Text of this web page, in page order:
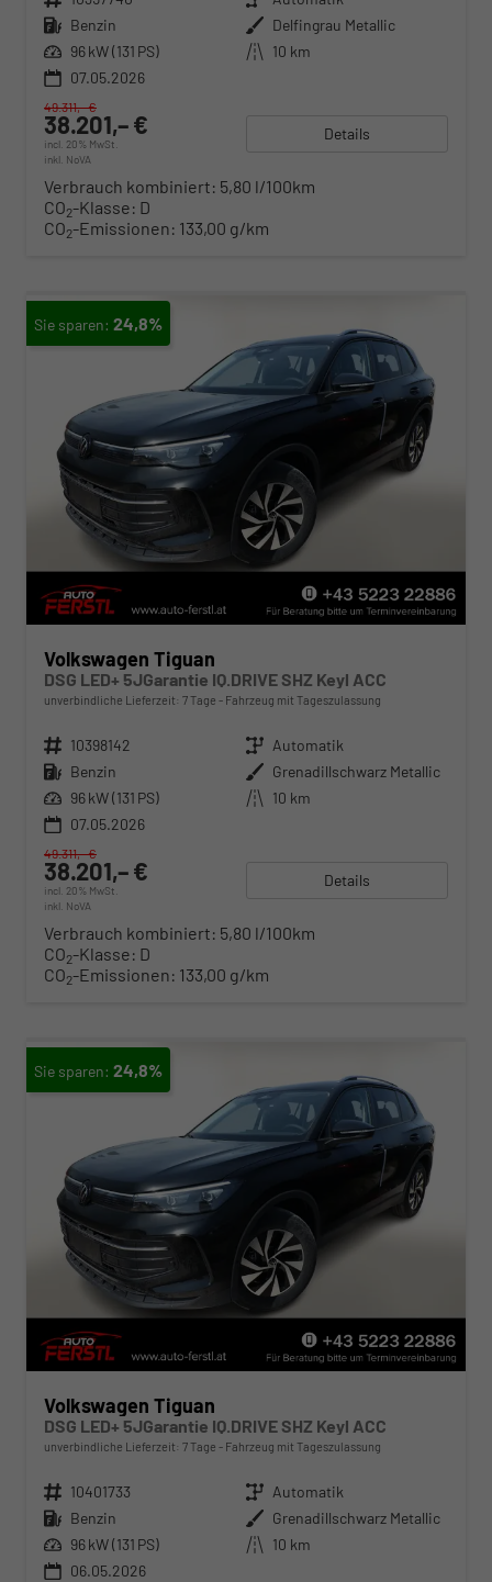
Kraftstoff Benzin Außenfarbe Delfingrau Metallic
Leistung 96 kW (131 PS) Kilometerstand 10 km
07.05.2026
38.201,– €
incl. 20% MwSt.
inkl. NoVA
49.311,– €
Details
Verbrauch kombiniert: 5,80 l/100km
CO2-Klasse: D
CO2-Emissionen: 133,00 g/km
24,8%
Volkswagen Tiguan
DSG LED+ 5JGarantie IQ.DRIVE SHZ Keyl ACC
unverbindliche Lieferzeit: 7 Tage Fahrzeug mit Tageszulassung
Fahrzeugnr. 10398142 Getriebe Automatik
Kraftstoff Benzin Außenfarbe Grenadillschwarz Metallic
Leistung 96 kW (131 PS) Kilometerstand 10 km
07.05.2026
38.201,– €
incl. 20% MwSt.
inkl. NoVA
49.311,– €
Details
Verbrauch kombiniert: 5,80 l/100km
CO2-Klasse: D
CO2-Emissionen: 133,00 g/km
24,8%
Volkswagen Tiguan
DSG LED+ 5JGarantie IQ.DRIVE SHZ Keyl ACC
unverbindliche Lieferzeit: 7 Tage Fahrzeug mit Tageszulassung
Fahrzeugnr. 10401733 Getriebe Automatik
Kraftstoff Benzin Außenfarbe Grenadillschwarz Metallic
Leistung 96 kW (131 PS) Kilometerstand 10 km
06.05.2026